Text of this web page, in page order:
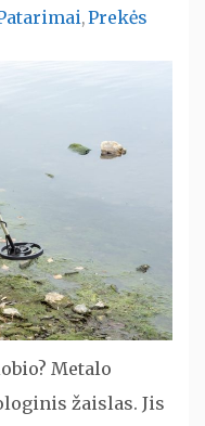
,Prekės
Metalo
žaislas. Jis